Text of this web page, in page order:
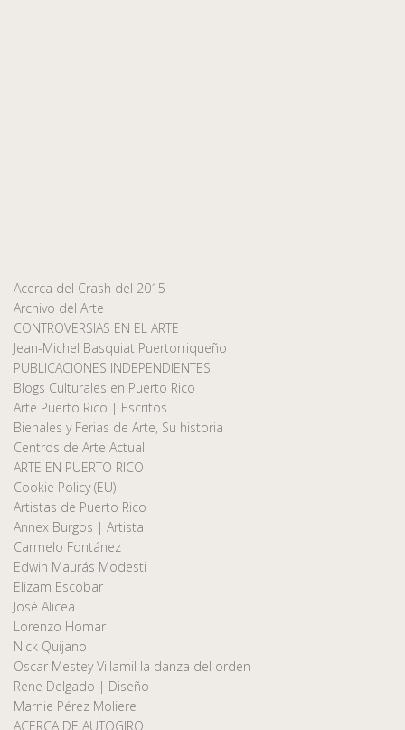
Acerca del Crash del 2015
Archivo del Arte
CONTROVERSIAS EN EL ARTE
Jean-Michel Basquiat Puertorriqueño
PUBLICACIONES INDEPENDIENTES
Blogs Culturales en Puerto Rico
Arte Puerto Rico | Escritos
Bienales y Ferias de Arte, Su historia
Centros de Arte Actual
ARTE EN PUERTO RICO
Cookie Policy (EU)
Artistas de Puerto Rico
Annex Burgos | Artista
Carmelo Fontánez
Edwin Maurás Modesti
Elizam Escobar
José Alicea
Lorenzo Homar
Nick Quijano
Oscar Mestey Villamil la danza del orden
Rene Delgado | Diseño
Marnie Pérez Moliere
ACERCA DE AUTOGIRO